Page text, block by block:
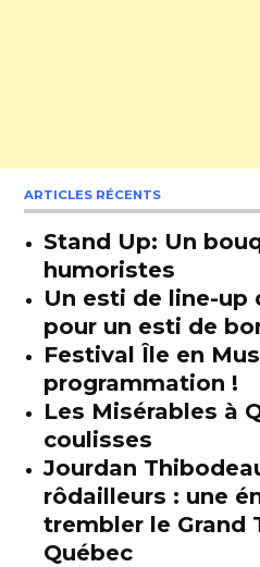
ARTICLES RÉCENTS
Stand Up: Un
humoristes
Un esti de line-up
pour un esti de
Festival Île en
programmation !
Les Misérables à
coulisses
Jourdan
rôdailleurs : une
trembler le Grand
Québec